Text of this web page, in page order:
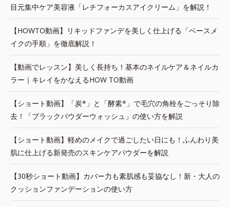
目元集中ケア美容液「レチフォーカスアイクリーム」を解説！
【HOWTO動画】リキッドファンデを美しく仕上げる「ベースメ
イクの手順」を徹底解説！
【動画でレッスン】美しく長持ち！基本のネイルケア＆ネイルカ
ラー｜キレイをかなえるHOW TO動画
【ショート動画】「炭*」と「酵素*」で毛穴の角栓をごっそり除
去！「ブラックパウダーウォッシュ」の使い方を解説
【ショート動画】軽めのメイクで過ごしたい日にも！ふんわり美
肌に仕上げる新発売のスキンケアパウダーを解説
【30秒ショート動画】カバー力も素肌感も妥協なし！新・大人の
クッションファンデーションの使い方